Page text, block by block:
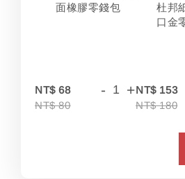
面橡膠零錢包
NT$ 68
NT$ 80
- +
杜邦
口金
NT$ 153
NT$ 180